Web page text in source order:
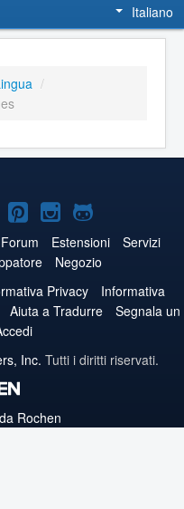
Italiano
/
su
Joomla!
su
Pinterest
Joomla!
su
Instagram
Joomla!
su
GitHub
Forum Estensioni
Servizi
Negozio
Privacy
Informativa
Aiuta a Tradurre
Segnala un
Inc. Tutti i diritti riservati.
da Rochen